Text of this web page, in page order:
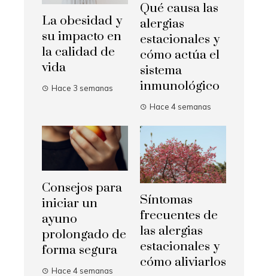
La obesidad y
su impacto en
la calidad de
vida
Hace 3 semanas
Qué causa las
alergias
estacionales y
cómo actúa el
sistema
inmunológico
Hace 4 semanas
Consejos para
iniciar un
ayuno
prolongado de
forma segura
Hace 4 semanas
Síntomas
frecuentes de
las alergias
estacionales y
cómo aliviarlos